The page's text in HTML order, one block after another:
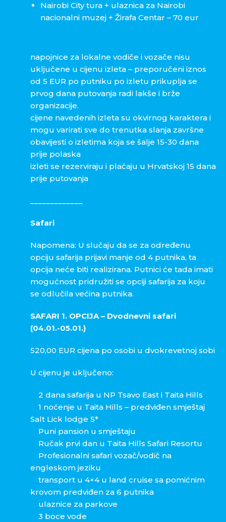
Nairobi City tura + ulaznica za Nairobi
nacionalni muzej + Žirafa Centar – 70 eur
napojnice za lokalne vodiče i vozače nisu
uključene u cijenu izleta – preporučeni iznos
od 5 EUR po putniku po izletu prikuplja se
prvog dana putovanja radi lakše i brže
organizacije.
cijene navedenih izleta su okvirnog karaktera i
mogu varirati sve do trenutka slanja završne
obavijesti o izletima koja se šalje 15-30 dana
prije polaska
izleti se rezerviraju i plaćaju u Hrvatskoj 15 dana
prije putovanja
Safari
Napomena: U slučaju da se za određenu
opciju safarija prijavi manje od 4 putnika, ta
opcija neće biti realizirana. Putnici će tada imati
mogućnost pridružiti se opciji safarija za koju
se odlučila većina putnika.
SAFARI 1. OPCIJA – Dvodnevni safari
(04.01.-05.01.)
520,00 EUR cijena po osobi u dvokrevetnoj sobi
U cijenu je uključeno:
2 dana safarija u NP Tsavo East i Taita Hills
1 noćenje u Taita Hills – predviđen smještaj
Salt Lick lodge 5*
Puni pansion u smještaju
Ručak prvi dan u Taita Hills Safari Resortu
Profesionalni safari vozač/vodič na
engleskom jeziku
transport u 4×4 u land cruise sa pomićnim
krovom predviđen za 6 putnika
ulaznice za parkove
3 boce vode